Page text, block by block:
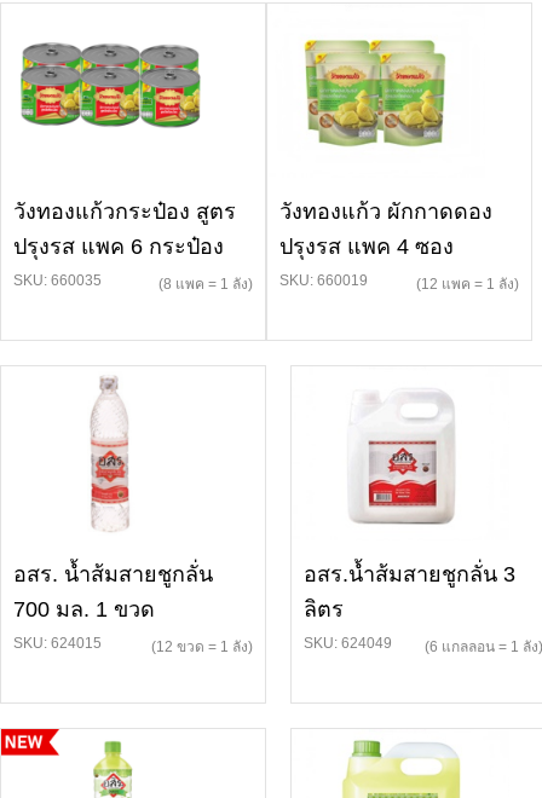
วังทองแก้วกระป๋อง สูตร
ปรุงรส แพค 6 กระป๋อง
SKU: 660035 (8 แพค = 1 ลัง)
วังทองแก้ว ผักกาดดอง
ปรุงรส แพค 4 ซอง
SKU: 660019 (12 แพค = 1 ลัง)
อสร. น้ำส้มสายชูกลั่น
700 มล. 1 ขวด
SKU: 624015 (12 ขวด = 1 ลัง)
อสร.น้ำส้มสายชูกลั่น 3
ลิตร
SKU: 624049 (6 แกลลอน = 1 ลัง)